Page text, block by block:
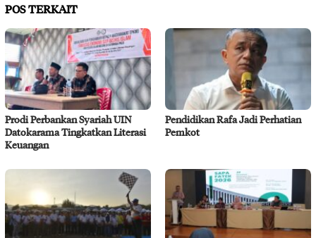
POS TERKAIT
Prodi Perbankan Syariah UIN
Datokarama Tingkatkan Literasi
Keuangan
Pendidikan Rafa Jadi Perhatian
Pemkot